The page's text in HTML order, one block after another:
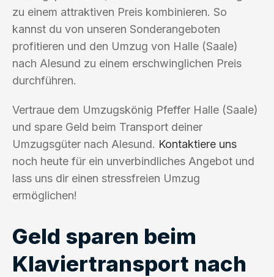
zu einem attraktiven Preis kombinieren. So
kannst du von unseren Sonderangeboten
profitieren und den Umzug von Halle (Saale)
nach Alesund zu einem erschwinglichen Preis
durchführen.
Vertraue dem Umzugskönig Pfeffer Halle (Saale)
und spare Geld beim Transport deiner
Umzugsgüter nach Alesund. Kontaktiere uns
noch heute für ein unverbindliches Angebot und
lass uns dir einen stressfreien Umzug
ermöglichen!
Geld sparen beim
Klaviertransport nach